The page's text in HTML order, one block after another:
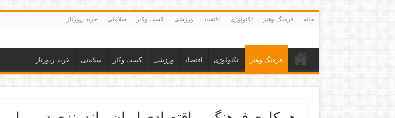
خانه فرهنگ وهنر تکنولوژی اقتصاد ورزشی کسب وکار سلامتی خرید رپورتاز
فرهنگ وهنر تکنولوژی اقتصاد ورزشی کسب وکار سلامتی خرید رپورتاز